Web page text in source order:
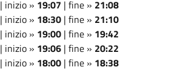
| inizio » 19:07 | fine » 21:08
| inizio » 18:30 | fine » 21:10
| inizio » 19:00 | fine » 19:42
| inizio » 19:06 | fine » 20:22
| inizio » 18:00 | fine » 18:38